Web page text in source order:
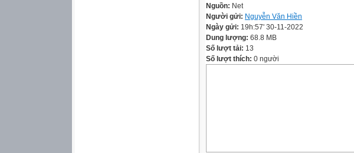
Nguồn: Net
Người gửi: Nguyễn Văn Hiền
Ngày gửi: 19h:57' 30-11-2022
Dung lượng: 68.8 MB
Số lượt tải: 13
Số lượt thích: 0 người